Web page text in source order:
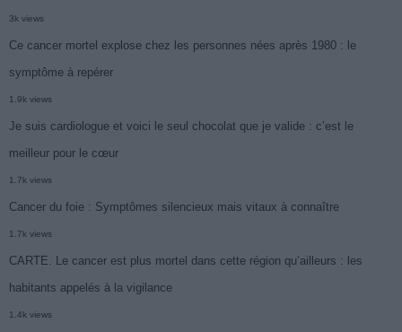
3k views
Ce cancer mortel explose chez les personnes nées après 1980 : le
symptôme à repérer
1.9k views
Je suis cardiologue et voici le seul chocolat que je valide : c’est le
meilleur pour le cœur
1.7k views
Cancer du foie : Symptômes silencieux mais vitaux à connaître
1.7k views
CARTE. Le cancer est plus mortel dans cette région qu’ailleurs : les
habitants appelés à la vigilance
1.4k views